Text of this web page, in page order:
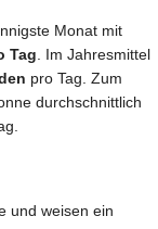
Monat mit
Tag . Im Jahresmittel
pro Tag. Zum
durchschnittlich
und weisen ein